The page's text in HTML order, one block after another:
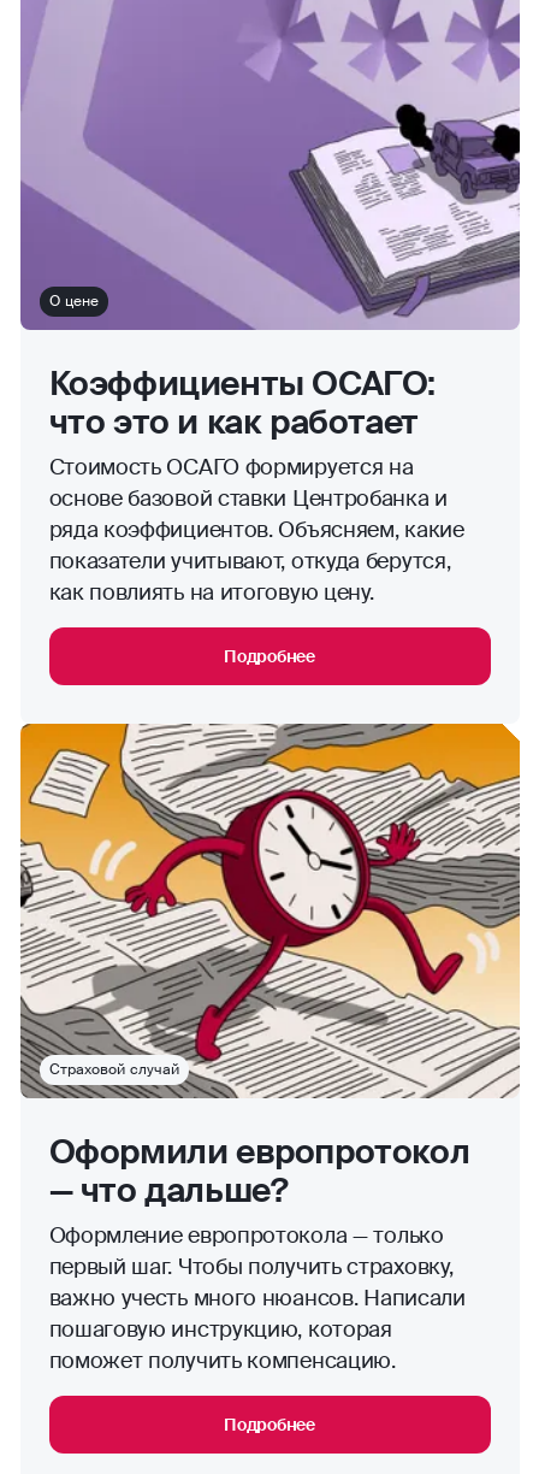
О цене
Коэффициенты ОСАГО:
что это и как работает
Стоимость ОСАГО формируется на
основе базовой ставки Центробанка и
ряда коэффициентов. Объясняем, какие
показатели учитывают, откуда берутся,
как повлиять на итоговую цену.
Подробнее
Страховой случай
Оформили европротокол
— что дальше?
Оформление европротокола — только
первый шаг. Чтобы получить страховку,
важно учесть много нюансов. Написали
пошаговую инструкцию, которая
поможет получить компенсацию.
Подробнее